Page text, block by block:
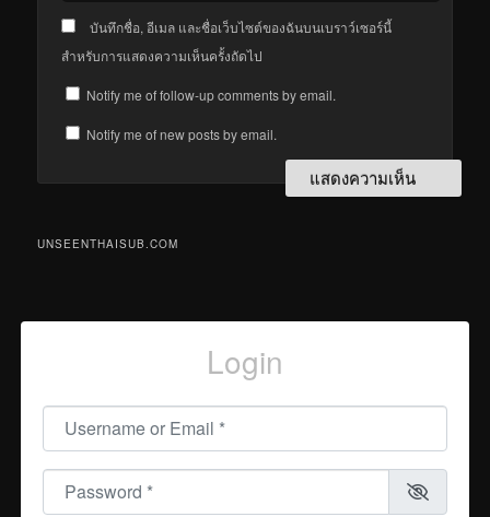
บันทึกชื่อ, อีเมล และชื่อเว็บไซต์ของฉันบนเบราว์เซอร์นี้
สำหรับการแสดงความเห็นครั้งถัดไป
Notify me of follow-up comments by email.
Notify me of new posts by email.
UNSEENTHAISUB.COM
Login
Username or Email
Password